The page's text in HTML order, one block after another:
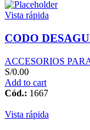
Vista rápida
CODO
ACCESORIOS
S/0.00
Add to cart
Cód.: 1667
Vista rápida